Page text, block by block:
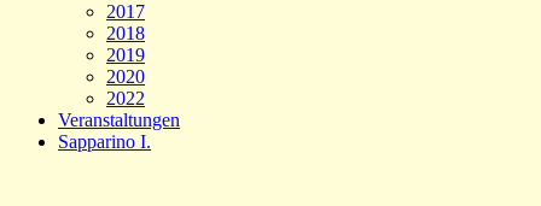
2017
2018
2019
2020
2022
Veranstaltungen
Sapparino I.